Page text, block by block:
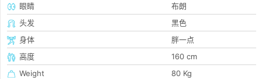
眼睛
布朗
头发
黑色
身体
胖一点
高度
160 cm
Weight
80 Kg